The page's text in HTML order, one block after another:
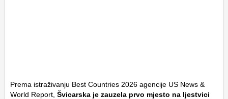
Prema istraživanju Best Countries 2026 agencije US News &
World Report Švicarska je zauzela prvo mjesto na ljestvici